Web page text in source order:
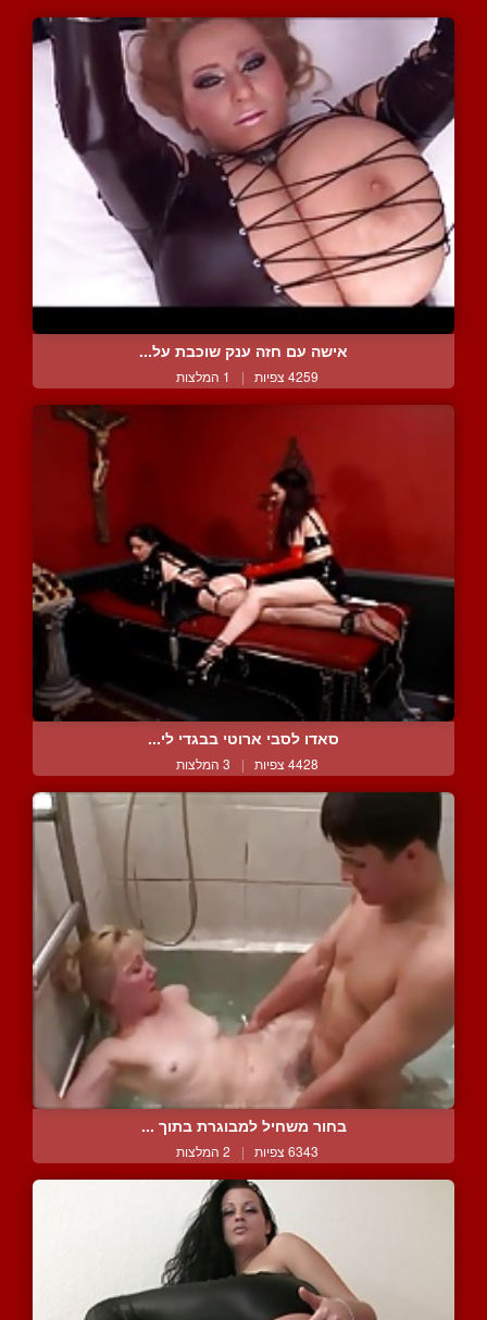
אישה עם חזה ענק שוכבת על...
4259 צפיות | 1 המלצות
סאדו לסבי ארוטי בבגדי לי...
4428 צפיות | 3 המלצות
בחור משחיל למבוגרת בתוך ...
6343 צפיות | 2 המלצות